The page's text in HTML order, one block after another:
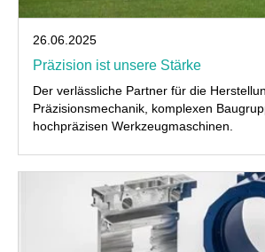
26.06.2025
Präzision ist unsere Stärke
Der verlässliche Partner für die
Präzisionsmechanik, komplexen
hochpräzisen Werkzeugmaschinen.